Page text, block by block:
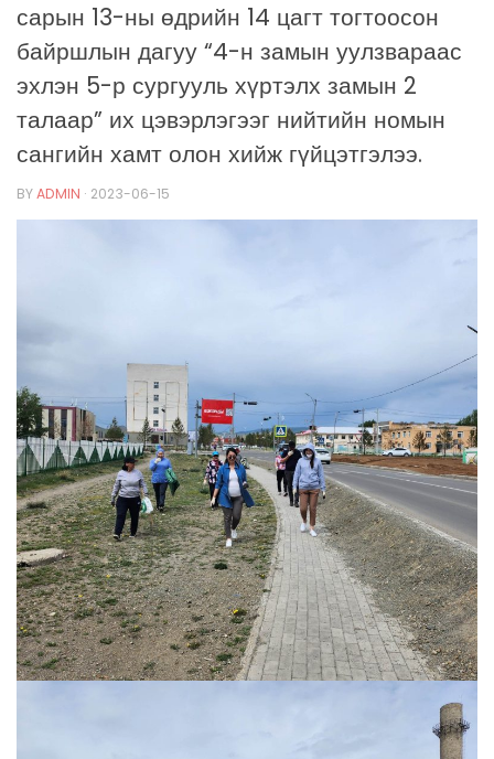
сарын 13-ны өдрийн 14 цагт тогтоосон
байршлын дагуу “4-н замын уулзвараас
эхлэн 5-р сургууль хүртэлх замын 2
талаар” их цэвэрлэгээг нийтийн номын
сангийн хамт олон хийж гүйцэтгэлээ.
BYADMIN · 2023-06-15